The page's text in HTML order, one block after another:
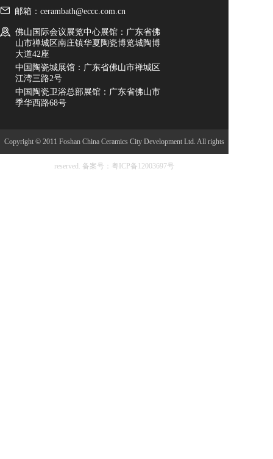
邮箱：cerambath@eccc.com.cn
佛山国际会议展览中心展馆：广东省佛
山市禅城区南庄镇华夏陶瓷博览城陶博
大道42座
中国陶瓷城展馆：广东省佛山市禅城区
江湾三路2号
中国陶瓷卫浴总部展馆：广东省佛山市
季华西路68号
Copyright © 2011 Foshan China Ceramics City Development Ltd. All rights
reserved. 备案号：粤ICP备12003697号